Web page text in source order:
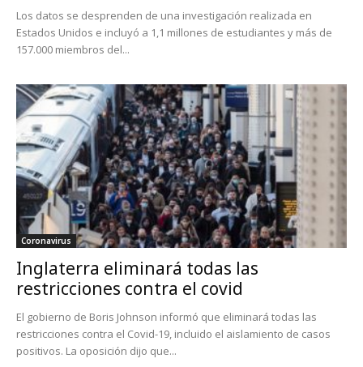
Los datos se desprenden de una investigación realizada en
Estados Unidos e incluyó a 1,1 millones de estudiantes y más de
157.000 miembros del...
Coronavirus
Inglaterra eliminará todas las
restricciones contra el covid
El gobierno de Boris Johnson informó que eliminará todas las
restricciones contra el Covid-19, incluido el aislamiento de casos
positivos. La oposición dijo que...